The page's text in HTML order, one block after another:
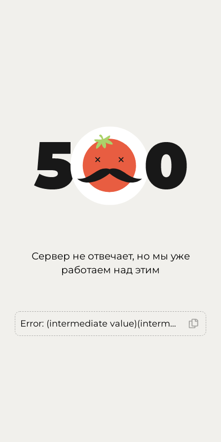
Сервер не отвечает, но мы уже
работаем над этим
Error: (intermediate value)(intermediate value)(intermediate value).replaceAll is not a function